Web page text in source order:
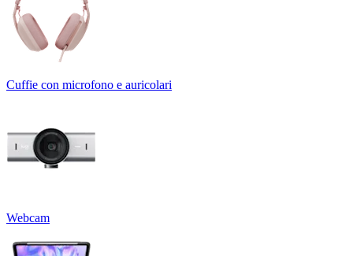
Cuffie con microfono e auricolari
Webcam